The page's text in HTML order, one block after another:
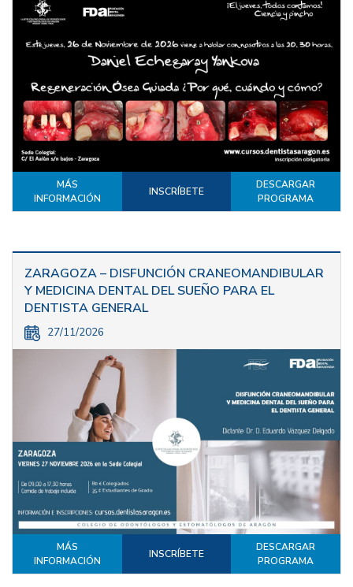
MÁS
INFORMACIÓN
INSCRÍBETE
DESCARGAR
PROGRAMA
ZARAGOZA – DISFUNCIÓN CRANEOMANDIBULAR
Y MEDICINA DENTAL DEL SUEÑO PARA EL
DENTISTA GENERAL
27/11/2026
MÁS
INFORMACIÓN
INSCRÍBETE
DESCARGAR
PROGRAMA